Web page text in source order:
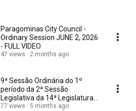
Paragominas City Council -
Ordinary Session JUNE 2, 2026
- FULL VIDEO
47 views 2 months ago
9ª Sessão Ordinária do 1º
período da 2ª Sessão
Legislativa da 14ª Legislatura
2026
77 views 5 months ago